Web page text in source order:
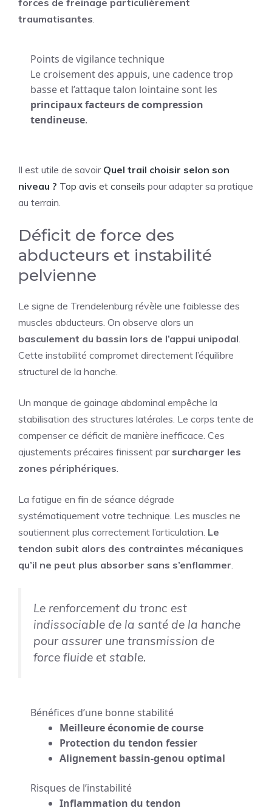
forces de freinage particulièrement
traumatisantes.
Points de vigilance technique
Le croisement des appuis, une cadence trop
basse et l’attaque talon lointaine sont les
principaux facteurs de compression
tendineuse.
Il est utile de savoir Quel trail choisir selon son
niveau ? Top avis et conseils pour adapter sa pratique
au terrain.
Déficit de force des
abducteurs et instabilité
pelvienne
Le signe de Trendelenburg révèle une faiblesse des
muscles abducteurs. On observe alors un
basculement du bassin lors de l’appui unipodal.
Cette instabilité compromet directement l’équilibre
structurel de la hanche.
Un manque de gainage abdominal empêche la
stabilisation des structures latérales. Le corps tente de
compenser ce déficit de manière inefficace. Ces
ajustements précaires finissent par surcharger les
zones périphériques.
La fatigue en fin de séance dégrade
systématiquement votre technique. Les muscles ne
soutiennent plus correctement l’articulation. Le
tendon subit alors des contraintes mécaniques
qu’il ne peut plus absorber sans s’enflammer.
Le renforcement du tronc est
indissociable de la santé de la hanche
pour assurer une transmission de
force fluide et stable.
Bénéfices d’une bonne stabilité
Meilleure économie de course
Protection du tendon fessier
Alignement bassin-genou optimal
Risques de l’instabilité
Inflammation du tendon